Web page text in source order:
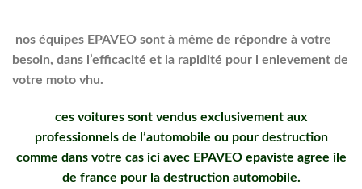
nos équipes EPAVEO sont à même de répondre à votre
besoin, dans l’efficacité et la rapidité pour l enlevement de
votre moto vhu.
ces voitures sont vendus exclusivement aux
professionnels de l’automobile ou pour destruction
comme dans votre cas ici avec EPAVEO epaviste agree ile
de france pour la destruction automobile.